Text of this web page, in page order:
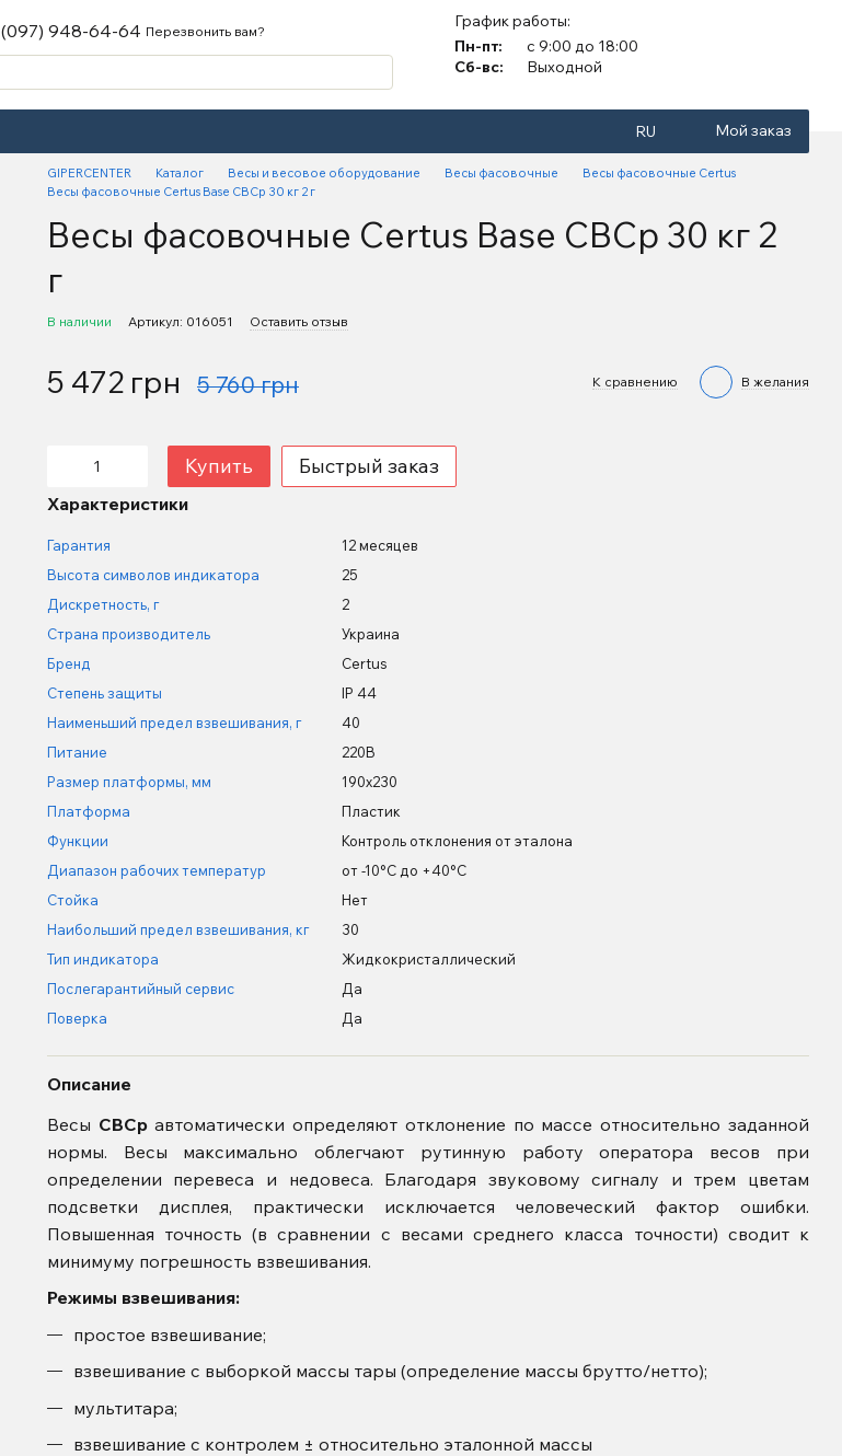
(097) 948-64-64 Перезвонить вам?
График работы:
Пн-пт:
с 9:00 до 18:00
Сб-вс:
Выходной
RU Мой заказ
GIPERCENTER Каталог Весы и весовое оборудование Весы фасовочные
Весы фасовочные Certus
Весы фасовочные Certus Base СВСр 30 кг 2 г
Весы фасовочные Certus Base СВСр 30 кг 2
г
В наличии Артикул: 016051 Оставить отзыв
5 472 грн 5 760 грн К сравнению В желания
Купить Быстрый заказ
Характеристики
Гарантия
12 месяцев
Высота символов индикатора
25
Дискретность, г
2
Страна производитель
Украина
Бренд
Certus
Степень защиты
IP 44
Наименьший предел взвешивания, г
40
Питание
220В
Размер платформы, мм
190х230
Платформа
Пластик
Функции
Контроль отклонения от эталона
Диапазон рабочих температур
от -10°С до +40°С
Стойка
Нет
Наибольший предел взвешивания, кг
30
Тип индикатора
Жидкокристаллический
Послегарантийный сервис
Да
Поверка
Да
Описание
Весы СВСравтоматически определяют отклонение по массе относительно заданной
нормы. Весы максимально облегчают рутинную работу оператора весов при
определении перевеса и недовеса. Благодаря звуковому сигналу и трем цветам
подсветки дисплея, практически исключается человеческий фактор ошибки.
Повышенная точность (в сравнении с весами среднего класса точности) сводит к
минимуму погрешность взвешивания.
Режимы взвешивания:
простое взвешивание;
взвешивание с выборкой массы тары (определение массы брутто/нетто);
мультитара;
взвешивание с контролем ± относительно эталонной массы